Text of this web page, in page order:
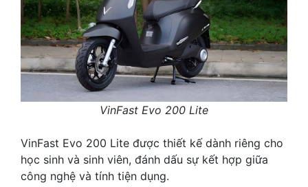
VinFast Evo 200 Lite
VinFast Evo 200 Lite được thiết kế dành riêng cho
học sinh và sinh viên, đánh dấu sự kết hợp giữa
công nghệ và tính tiện dụng.